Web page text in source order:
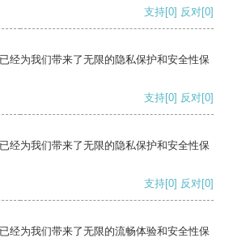
支持[0] 反对[0]
经为我们带来了无限的隐私保护和安全性保
支持[0] 反对[0]
经为我们带来了无限的隐私保护和安全性保
支持[0] 反对[0]
经为我们带来了无限的流畅体验和安全性保